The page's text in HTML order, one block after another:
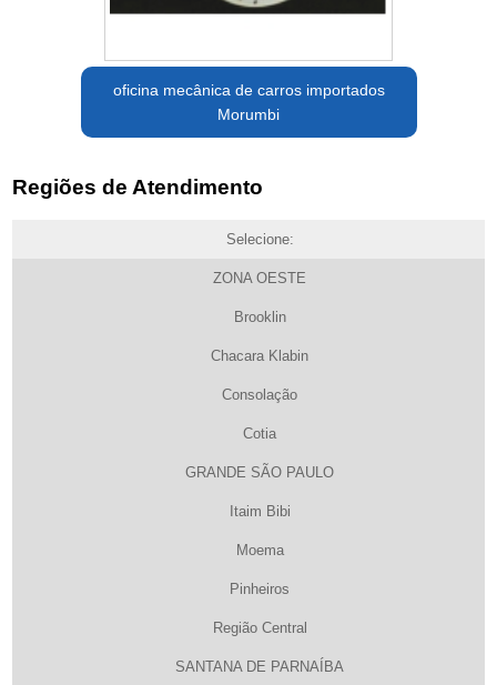
oficina mecânica de carros importados
Morumbi
Regiões de Atendimento
Selecione:
ZONA OESTE
Brooklin
Chacara Klabin
Consolação
Cotia
GRANDE SÃO PAULO
Itaim Bibi
Moema
Pinheiros
Região Central
SANTANA DE PARNAÍBA